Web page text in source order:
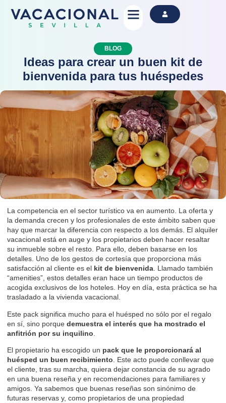
BLOG
Ideas para crear un buen kit de
bienvenida para tus huéspedes
La competencia en el sector turístico va en aumento. La oferta y
la demanda crecen y los profesionales de este ámbito saben que
hay que marcar la diferencia con respecto a los demás. El alquiler
vacacional está en auge y los propietarios deben hacer resaltar
su inmueble sobre el resto. Para ello, deben basarse en los
detalles. Uno de los gestos de cortesía que proporciona más
satisfacción al cliente es el kit de bienvenida. Llamado también
“amenities”, estos detalles eran hace un tiempo productos de
acogida exclusivos de los hoteles. Hoy en día, esta práctica se ha
trasladado a la vivienda vacacional.
Este pack significa mucho para el huésped no sólo por el regalo
en sí, sino porque demuestra el interés que ha mostrado el
anfitrión por su inquilino
El propietario ha escogido un pack que le proporcionará al
huésped un buen recibimiento . Este acto puede conllevar que
el cliente, tras su marcha, quiera dejar constancia de su agrado
en una buena reseña y en recomendaciones para familiares y
amigos. Ya sabemos que buenas reseñas son sinónimo de
futuras reservas y, como propietarios de una propiedad